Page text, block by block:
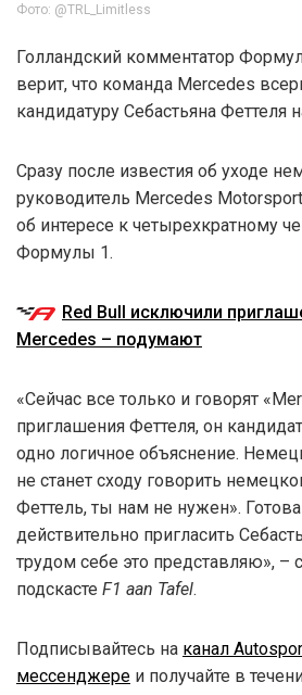
Фото: @TRL_Limitless
Голландский комментатор
верит, что команда Mercedes
кандидатуру Себастьяна Феттеля
Сразу после известия об уходе
руководитель Mercedes
об интересе к четырехкратному
Формулы 1.
Red Bull исключили
Mercedes – подумают
«Сейчас все только и говорят
приглашения Феттеля, он
одно логичное объяснение.
не станет сходу говорить
Феттель, ты нам не нужен».
действительно пригласить
трудом себе это представляю», –
подскасте F1 aan Tafel.
Подписывайтесь на канал
мессенджере и получайте в